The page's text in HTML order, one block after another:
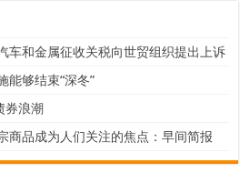
车和金属征收关税向世贸组织提出上诉
能够结束“深冬”
券浪潮
商品成为人们关注的焦点：早间简报